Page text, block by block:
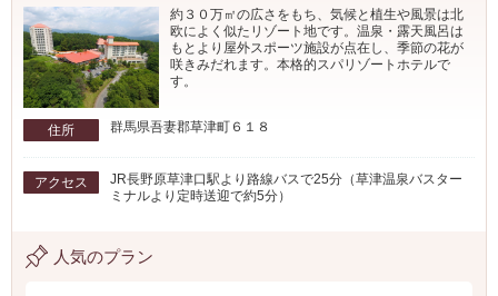
約３０万㎡の広さをもち、気候と植生や風景は北
欧によく似たリゾート地です。温泉・露天風呂は
もとより屋外スポーツ施設が点在し、季節の花が
咲きみだれます。本格的スパリゾートホテルで
す。
住所 群馬県吾妻郡草津町６１８
アクセス
JR長野原草津口駅より路線バスで25分（草津温泉バスター
ミナルより定時送迎で約5分）
人気のプラン